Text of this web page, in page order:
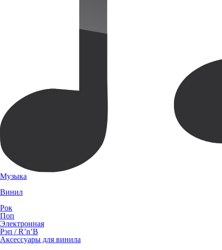
Музыка
Винил
Рок
Поп
Электронная
Рэп / R’n’B
Аксессуары для винила